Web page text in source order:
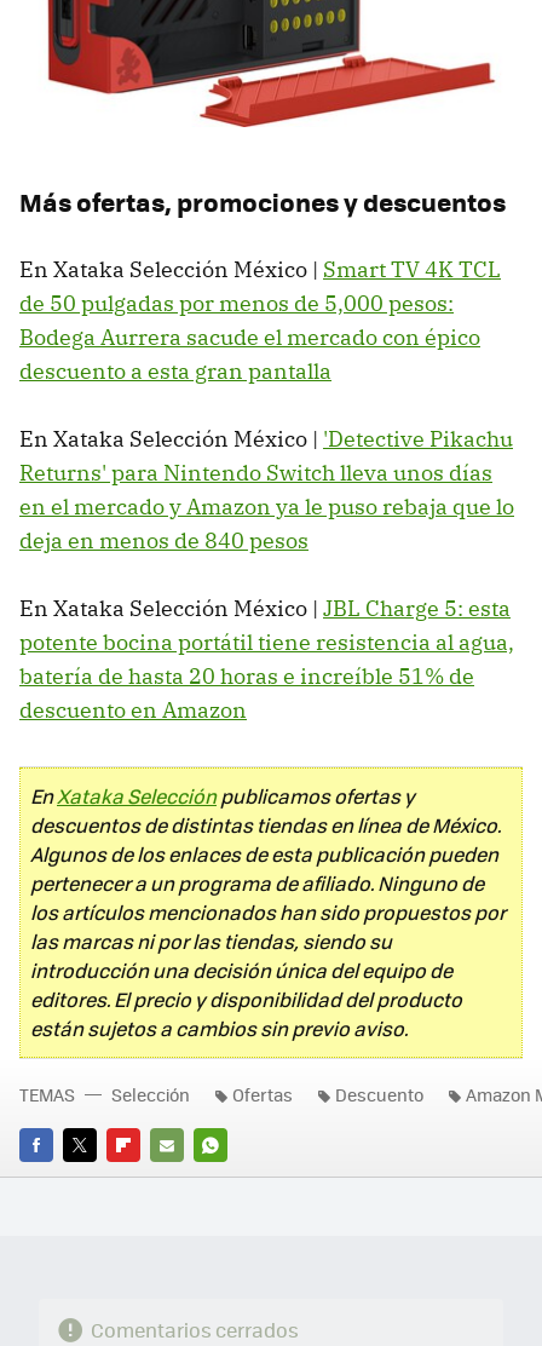
Más ofertas, promociones y descuentos
En Xataka Selección México | Smart TV 4K TCL
de 50 pulgadas por menos de 5,000 pesos:
Bodega Aurrera sacude el mercado con épico
descuento a esta gran pantalla
En Xataka Selección México | 'Detective Pikachu
Returns' para Nintendo Switch lleva unos días
en el mercado y Amazon ya le puso rebaja que lo
deja en menos de 840 pesos
En Xataka Selección México | JBL Charge 5: esta
potente bocina portátil tiene resistencia al agua,
batería de hasta 20 horas e increíble 51% de
descuento en Amazon
EnXataka Selecciónpublicamos ofertas y
descuentos de distintas tiendas en línea de México.
Algunos de los enlaces de esta publicación pueden
pertenecer a un programa de afiliado. Ninguno de
los artículos mencionados han sido propuestos por
las marcas ni por las tiendas, siendo su
introducción una decisión única del equipo de
editores. El precio y disponibilidad del producto
están sujetos a cambios sin previo aviso.
FACEBOOK
TWITTERFLIPBOARD
E-
WHATSAPP
TEMAS Selección Ofertas Descuento Amazon
Comentarios cerrados